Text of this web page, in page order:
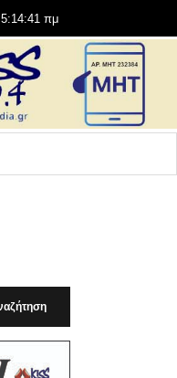
5:14:42 πμ